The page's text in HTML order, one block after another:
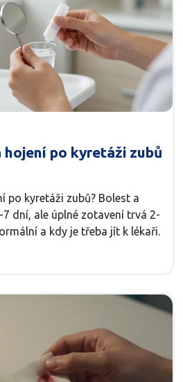
po kyretáži zubů
po kyretáži zubů? Bolest a
dní, ale úplné zotavení trvá 2-
a kdy je třeba jít k lékaři.